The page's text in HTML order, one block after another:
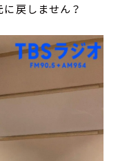
戻しません？